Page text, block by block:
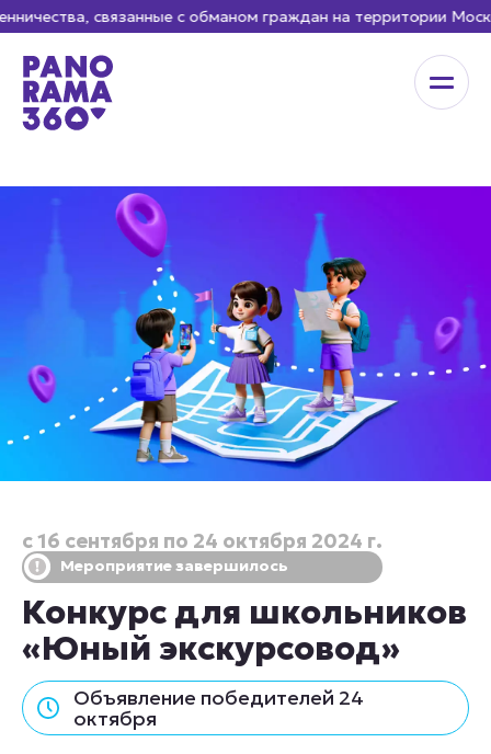
связанные с обманом граждан на территории
с 16 сентября по 24 октября 2024 г.
Мероприятие завершилось
Конкурс для школьников
«Юный экскурсовод»
Объявление победителей 24
октября